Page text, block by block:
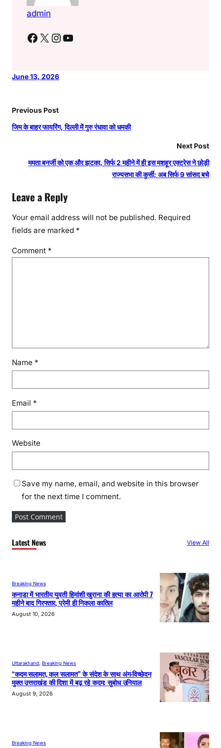
admin
Facebook X Instagram YouTube
June 13, 2026
Previous Post
जिम के बाहर फायरिंग, दिल्ली में गुरु रंधावा को धमकी
Next Post
ममता बनर्जी को एक और झटका, सिर्फ 2 महीने में ही इस मशहूर एक्ट्रेस ने छोड़ी
राज्यसभा की कुर्सी; अब सिर्फ 9 सांसद बचे
Leave a Reply
Your email address will not be published. Required
fields are marked *
Comment *
Name *
Email *
Website
Save my name, email, and website in this browser
for the next time I comment.
Latest News View All
Breaking News
कनाडा में भारतीय युवती हिमांशी खुराना की हत्या का आरोपी 7
महीने बाद गिरफ्तार, प्रेमी ही निकला कातिल
August 10, 2026
Uttarakhand Breaking News
“कदम सलामत, कल सलामत” के संदेश के साथ अंग-विच्छेदन
मुक्त उत्तराखंड की दिशा में बढ़ रहे कदम: सुबोध उनियाल
August 9, 2026
Breaking News